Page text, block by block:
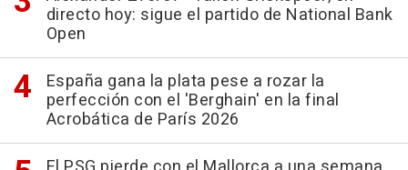
directo hoy: sigue el partido de National Bank
Open
España gana la plata pese a rozar la
perfección con el 'Berghain' en la final
Acrobática de París 2026